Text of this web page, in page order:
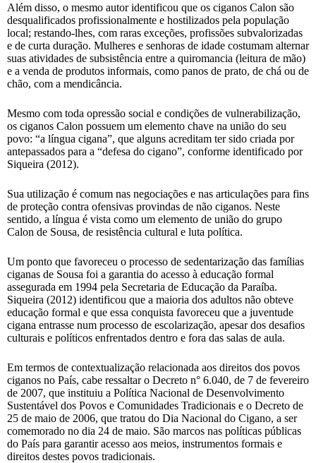
Além disso, o mesmo autor identificou que os ciganos Calon são
desqualificados profissionalmente e hostilizados pela população
local; restando-lhes, com raras exceções, profissões subvalorizadas
e de curta duração. Mulheres e senhoras de idade costumam alternar
suas atividades de subsistência entre a quiromancia (leitura de mão)
e a venda de produtos informais, como panos de prato, de chá ou de
chão, com a mendicância.
Mesmo com toda opressão social e condições de vulnerabilização,
os ciganos Calon possuem um elemento chave na união do seu
povo: “a língua cigana”, que alguns acreditam ter sido criada por
antepassados para a “defesa do cigano”, conforme identificado por
Siqueira (2012).
Sua utilização é comum nas negociações e nas articulações para fins
de proteção contra ofensivas provindas de não ciganos. Neste
sentido, a língua é vista como um elemento de união do grupo
Calon de Sousa, de resistência cultural e luta política.
Um ponto que favoreceu o processo de sedentarização das famílias
ciganas de Sousa foi a garantia do acesso à educação formal
assegurada em 1994 pela Secretaria de Educação da Paraíba.
Siqueira (2012) identificou que a maioria dos adultos não obteve
educação formal e que essa conquista favoreceu que a juventude
cigana entrasse num processo de escolarização, apesar dos desafios
culturais e políticos enfrentados dentro e fora das salas de aula.
Em termos de contextualização relacionada aos direitos dos povos
ciganos no País, cabe ressaltar o Decreto n° 6.040, de 7 de fevereiro
de 2007, que instituiu a Política Nacional de Desenvolvimento
Sustentável dos Povos e Comunidades Tradicionais e o Decreto de
25 de maio de 2006, que tratou do Dia Nacional do Cigano, a ser
comemorado no dia 24 de maio. São marcos nas políticas públicas
do País para garantir acesso aos meios, instrumentos formais e
direitos destes povos tradicionais.